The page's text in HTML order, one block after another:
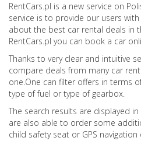
RentCars.pl is a new service on
service is to provide our users
about the best car rental deals in
RentCars.pl you can book a car
Thanks to very clear and intuitive
compare deals from many car
one.One can filter offers in terms
type of fuel or type of gearbox.
The search results are displayed
are also able to order some
child safety seat or GPS navigation